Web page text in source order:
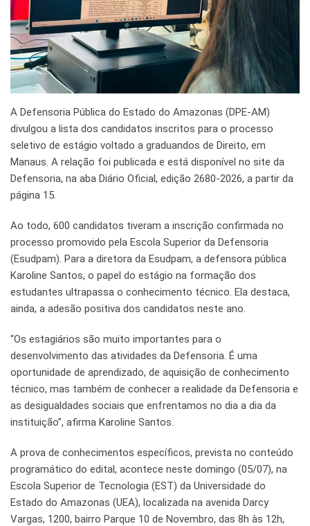
A Defensoria Pública do Estado do Amazonas (DPE-AM)
divulgou a lista dos candidatos inscritos para o processo
seletivo de estágio voltado a graduandos de Direito, em
Manaus. A relação foi publicada e está disponível no site da
Defensoria, na aba Diário Oficial, edição 2680-2026, a partir da
página 15.
Ao todo, 600 candidatos tiveram a inscrição confirmada no
processo promovido pela Escola Superior da Defensoria
(Esudpam). Para a diretora da Esudpam, a defensora pública
Karoline Santos, o papel do estágio na formação dos
estudantes ultrapassa o conhecimento técnico. Ela destaca,
ainda, a adesão positiva dos candidatos neste ano.
“Os estagiários são muito importantes para o
desenvolvimento das atividades da Defensoria. É uma
oportunidade de aprendizado, de aquisição de conhecimento
técnico, mas também de conhecer a realidade da Defensoria e
as desigualdades sociais que enfrentamos no dia a dia da
instituição”, afirma Karoline Santos.
A prova de conhecimentos específicos, prevista no conteúdo
programático do edital, acontece neste domingo (05/07), na
Escola Superior de Tecnologia (EST) da Universidade do
Estado do Amazonas (UEA), localizada na avenida Darcy
Vargas, 1200, bairro Parque 10 de Novembro, das 8h às 12h,